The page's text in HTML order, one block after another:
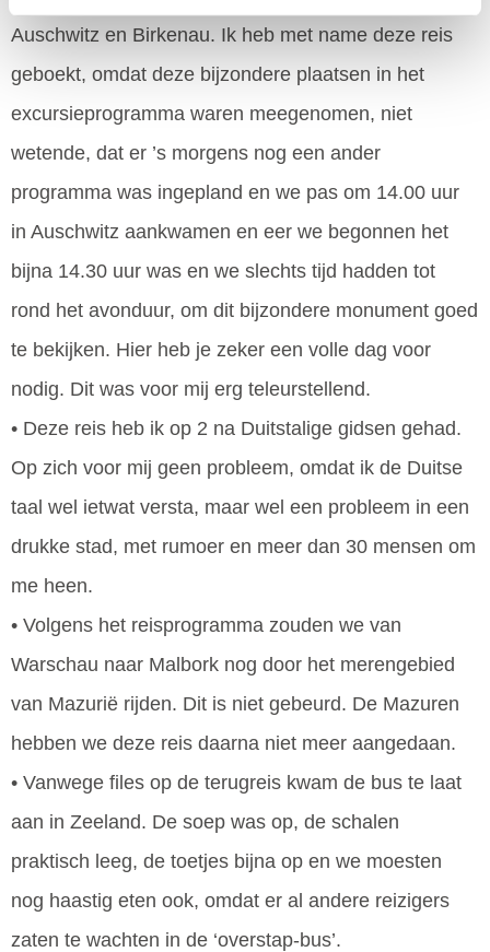
Auschwitz en Birkenau. Ik heb met name deze reis
geboekt, omdat deze bijzondere plaatsen in het
excursieprogramma waren meegenomen, niet
wetende, dat er ’s morgens nog een ander
programma was ingepland en we pas om 14.00 uur
in Auschwitz aankwamen en eer we begonnen het
bijna 14.30 uur was en we slechts tijd hadden tot
rond het avonduur, om dit bijzondere monument goed
te bekijken. Hier heb je zeker een volle dag voor
nodig. Dit was voor mij erg teleurstellend.
• Deze reis heb ik op 2 na Duitstalige gidsen gehad.
Op zich voor mij geen probleem, omdat ik de Duitse
taal wel ietwat versta, maar wel een probleem in een
drukke stad, met rumoer en meer dan 30 mensen om
me heen.
• Volgens het reisprogramma zouden we van
Warschau naar Malbork nog door het merengebied
van Mazurië rijden. Dit is niet gebeurd. De Mazuren
hebben we deze reis daarna niet meer aangedaan.
• Vanwege files op de terugreis kwam de bus te laat
aan in Zeeland. De soep was op, de schalen
praktisch leeg, de toetjes bijna op en we moesten
nog haastig eten ook, omdat er al andere reizigers
zaten te wachten in de ‘overstap-bus’.